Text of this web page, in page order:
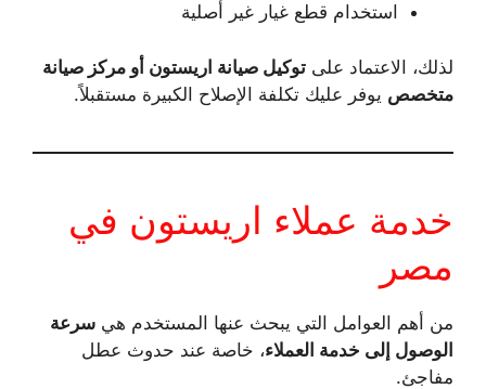
استخدام قطع غيار غير أصلية
لذلك، الاعتماد على توكيل صيانة اريستون أو مركز صيانة
متخصص يوفر عليك تكلفة الإصلاح الكبيرة مستقبلاً.
خدمة عملاء اريستون في
مصر
من أهم العوامل التي يبحث عنها المستخدم هي سرعة
الوصول إلى خدمة العملاء، خاصة عند حدوث عطل
مفاجئ.